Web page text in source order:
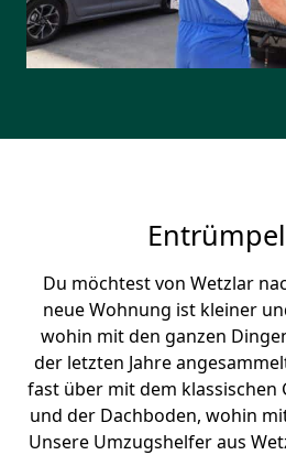
Du möchtest von Wetzlar
neue Wohnung ist kleiner
wohin mit den ganzen
der letzten Jahre
fast über mit dem klassischen
und der Dachboden, wohin
Unsere Umzugshelfer aus